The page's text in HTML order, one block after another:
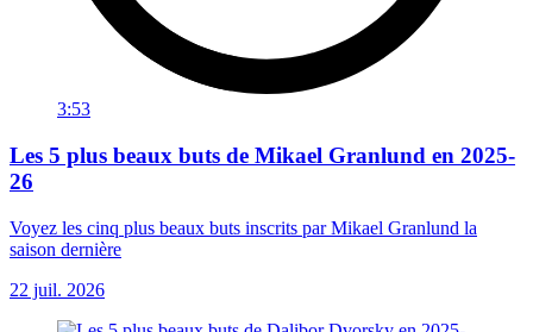
3:53
Les 5 plus beaux buts de Mikael Granlund en 2025-
26
Voyez les cinq plus beaux buts inscrits par Mikael Granlund la
saison dernière
22 juil. 2026